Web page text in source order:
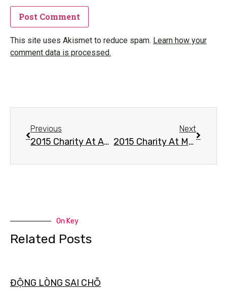
This site uses Akismet to reduce spam. Learn how your
comment data is processed.
Previous
2015 Charity At Abandon Elderly Center- Từ Thiện Ở Các Mẹ Mồ Côi Bàu Hàm
Next
2015 Charity At Mental Disorder In Đức Trọng- Từ Thiện Trại Tâm Thần
On Key
Related Posts
ĐỘNG LÒNG SAI CHỖ